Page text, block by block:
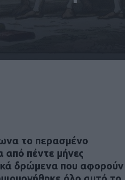
το περασμένο
πέντε μήνες
δρώμενα που αφορούν